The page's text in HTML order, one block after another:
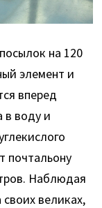
на 120
элемент и
вперед
в воду и
почтальону
Наблюдая
великах,